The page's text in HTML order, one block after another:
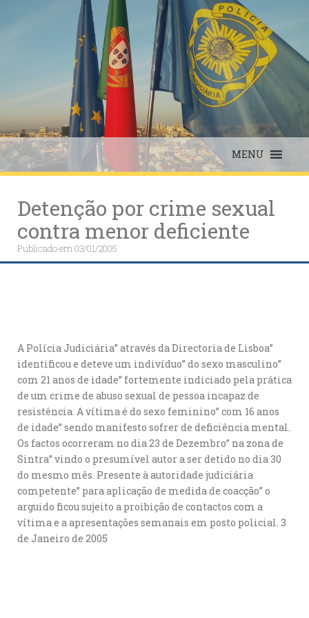
MENU
Detenção por crime sexual
contra menor deficiente
Publicado em03/01/2005
A Polícia Judiciária” através da Directoria de Lisboa”
identificou e deteve um indivíduo” do sexo masculino”
com 21 anos de idade” fortemente indiciado pela prática
de um crime de abuso sexual de pessoa incapaz de
resistência. A vítima é do sexo feminino” com 16 anos
de idade” sendo manifesto sofrer de deficiência mental.
Os factos ocorreram no dia 23 de Dezembro” na zona de
Sintra” vindo o presumível autor a ser detido no dia 30
do mesmo mês. Presente à autoridade judiciária
competente” para aplicação de medida de coacção” o
arguido ficou sujeito a proibição de contactos com a
vítima e a apresentações semanais em posto policial. 3
de Janeiro de 2005